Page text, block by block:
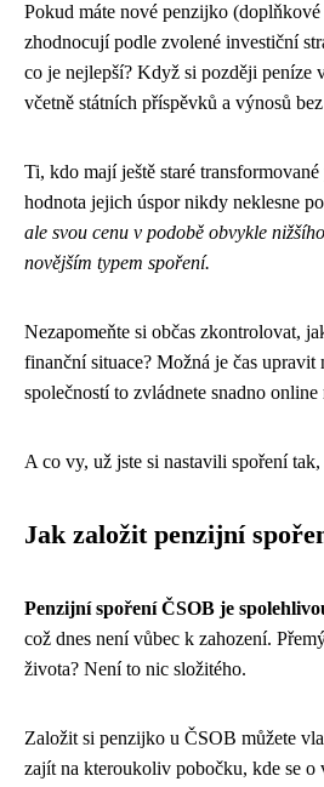
Pokud máte nové penzijko
zhodnocují podle zvolené investiční
co je nejlepší? Když si později peníze
včetně státních příspěvků a výnosů
Ti, kdo mají ještě staré
hodnota jejich úspor nikdy neklesne
ale svou cenu v podobě obvykle
novějším typem spoření.
Nezapomeňte si občas zkontrolovat,
finanční situace? Možná je čas
společností to zvládnete snadno
A co vy, už jste si nastavili spoření
Jak založit penzijní
Penzijní spoření ČSOB je
což dnes není vůbec k zahození.
života? Není to nic složitého.
Založit si penzijko u ČSOB můžete
zajít na kteroukoliv pobočku, kde se o